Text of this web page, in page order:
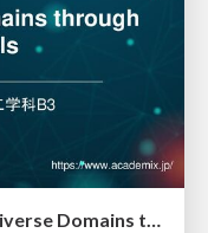
論文輪読会 第28回 "Mastering Diverse Domains through World Models"